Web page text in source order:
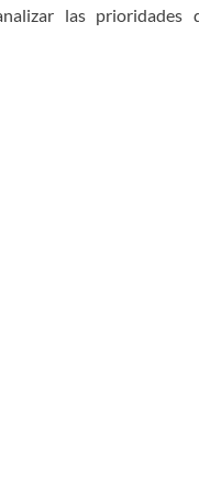
las prioridades